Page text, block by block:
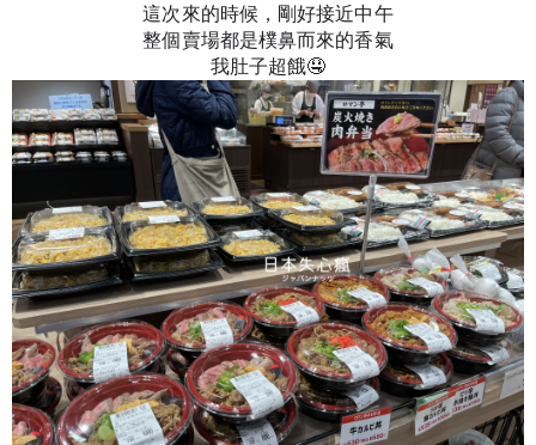
這次來的時候，剛好接近中午
整個賣場都是樸鼻而來的香氣
我肚子超餓🤤